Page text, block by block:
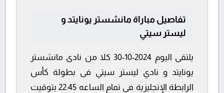
تفاصيل مباراة مانشستر يونايتد و
ليستر سيتي
يلتقى اليوم 2024-10-30 كلا من نادى مانشستر
يونايتد و نادي ليستر سيتي فى بطولة كأس
الرابطة الإنجليزية فى تمام الساعه 22:45 بتوقيت